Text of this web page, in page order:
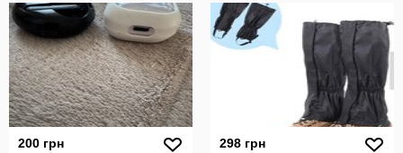
200 грн
298 грн